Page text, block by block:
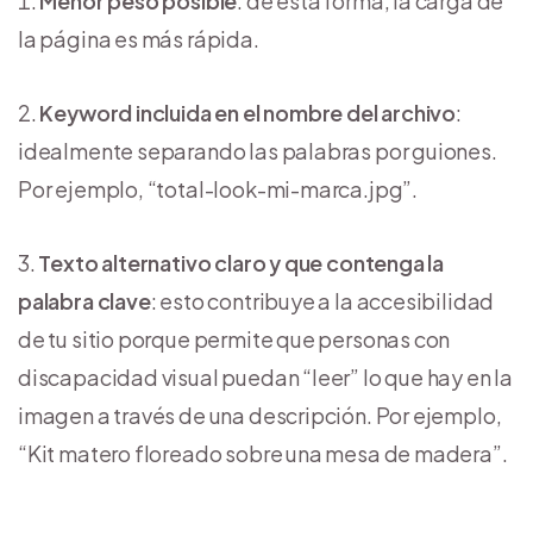
la página es más rápida.
Keyword incluida en el nombre del archivo:
idealmente separando las palabras por guiones.
Por ejemplo, “total-look-mi-marca.jpg”.
Texto alternativo claro y que contenga la
palabra clave: esto contribuye a la accesibilidad
de tu sitio porque permite que personas con
discapacidad visual puedan “leer” lo que hay en la
imagen a través de una descripción. Por ejemplo,
“Kit matero floreado sobre una mesa de madera”.